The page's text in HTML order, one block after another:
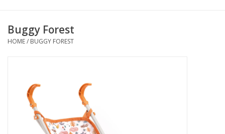
spellen
schmink & make-up
hebbedingen
Buggy Forest
HOME/ BUGGY FOREST